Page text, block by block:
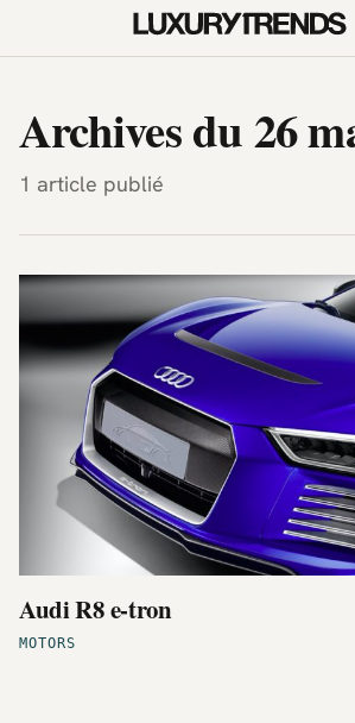
Archives du 26
1 article publié
MOTORS
Audi R8 e-tron